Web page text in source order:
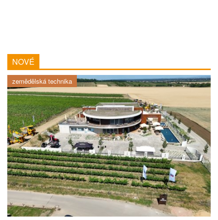
NOVÉ
zemědělská technika